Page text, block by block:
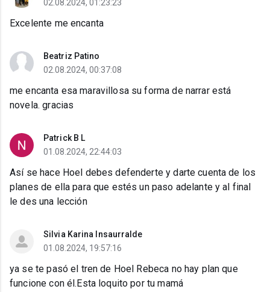
02.08.2024, 01:23:23
Excelente me encanta
Beatriz Patino
02.08.2024, 00:37:08
me encanta esa maravillosa su forma de narrar está
novela. gracias
Patrick B L
01.08.2024, 22:44:03
Así se hace Hoel debes defenderte y darte cuenta de los
planes de ella para que estés un paso adelante y al final
le des una lección
Silvia Karina Insaurralde
01.08.2024, 19:57:16
ya se te pasó el tren de Hoel Rebeca no hay plan que
funcione con él.Esta loquito por tu mamá